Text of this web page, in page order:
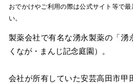
おでかけやご利用の際は公式サイト等で
い。
製薬会社で有名な湧永製薬の「湧
くなが・まんじ記念庭園）。
会社が所有していた安芸高田市甲